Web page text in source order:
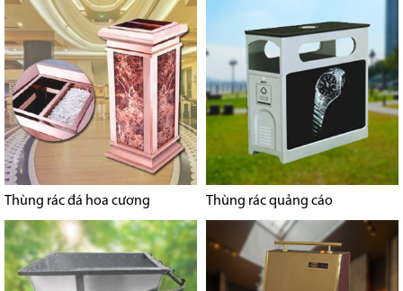
Thùng rác đá hoa cương Thùng rác quảng cáo